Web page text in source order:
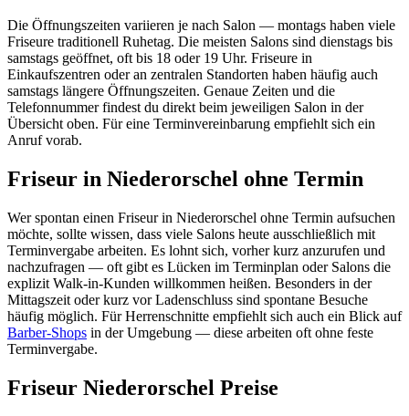
Die Öffnungszeiten variieren je nach Salon — montags haben viele
Friseure traditionell Ruhetag. Die meisten Salons sind dienstags bis
samstags geöffnet, oft bis 18 oder 19 Uhr. Friseure in
Einkaufszentren oder an zentralen Standorten haben häufig auch
samstags längere Öffnungszeiten. Genaue Zeiten und die
Telefonnummer findest du direkt beim jeweiligen Salon in der
Übersicht oben. Für eine Terminvereinbarung empfiehlt sich ein
Anruf vorab.
Friseur in Niederorschel ohne Termin
Wer spontan einen Friseur in Niederorschel ohne Termin aufsuchen
möchte, sollte wissen, dass viele Salons heute ausschließlich mit
Terminvergabe arbeiten. Es lohnt sich, vorher kurz anzurufen und
nachzufragen — oft gibt es Lücken im Terminplan oder Salons die
explizit Walk-in-Kunden willkommen heißen. Besonders in der
Mittagszeit oder kurz vor Ladenschluss sind spontane Besuche
häufig möglich. Für Herrenschnitte empfiehlt sich auch ein Blick auf
Barber-Shops in der Umgebung — diese arbeiten oft ohne feste
Terminvergabe.
Friseur Niederorschel Preise